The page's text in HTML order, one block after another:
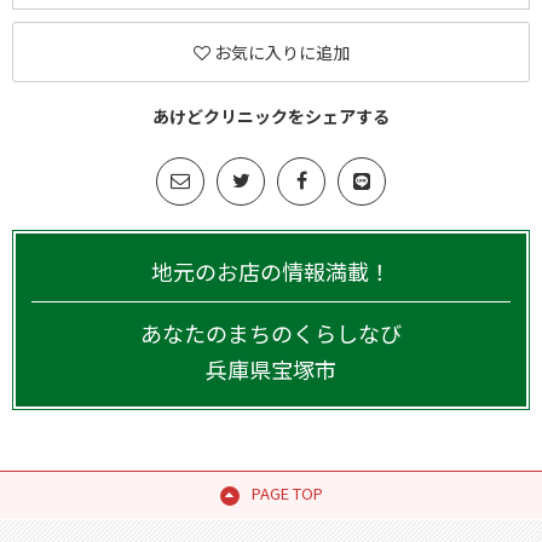
お気に入りに追加
あけどクリニックをシェアする
地元のお店の情報満載！
あなたのまちのくらしなび
兵庫県宝塚市
PAGE TOP